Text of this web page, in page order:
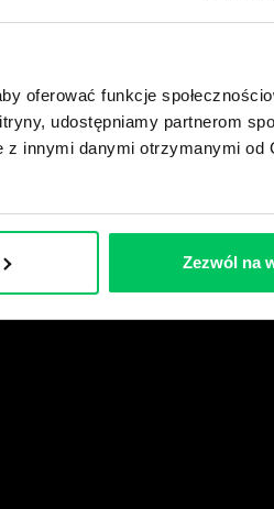
oferować funkcje
udostępniamy partnerom
innymi danymi otrzymanymi od
Zezwól na